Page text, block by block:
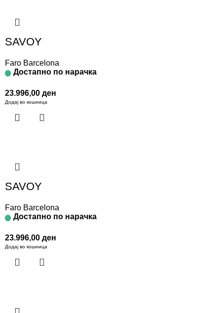
SAVOY
Faro Barcelona
Достапно по нарачка
23.996,00 ден
Додај во кошница
SAVOY
Faro Barcelona
Достапно по нарачка
23.996,00 ден
Додај во кошница